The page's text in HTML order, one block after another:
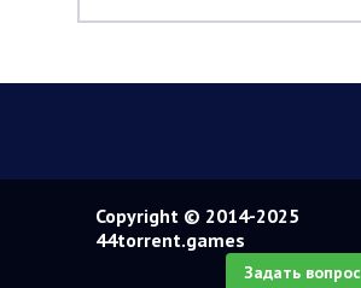
Copyright © 2014-2025
44torrent.games
Задать вопрос